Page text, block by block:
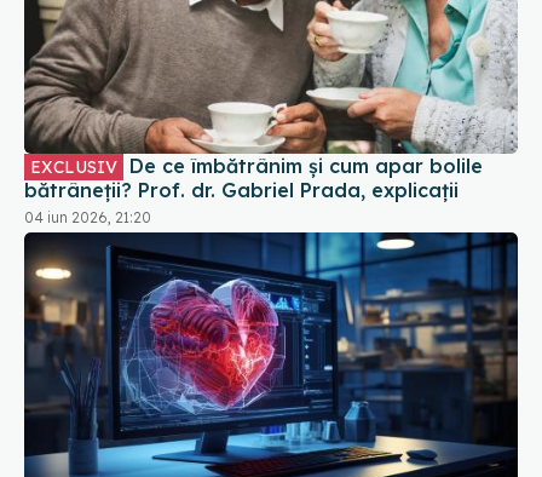
EXCLUSIV
bătrâneții? Prof. dr. Gabriel Prada, explicații
04 iun 2026, 21:20